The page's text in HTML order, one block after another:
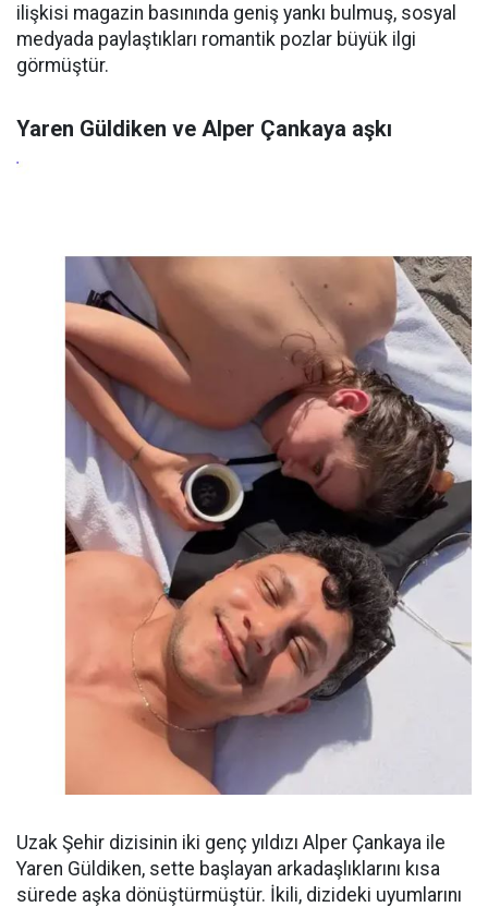
ilişkisi magazin basınında geniş yankı bulmuş, sosyal
medyada paylaştıkları romantik pozlar büyük ilgi
görmüştür.
Yaren Güldiken ve Alper Çankaya aşkı
Uzak Şehir dizisinin iki genç yıldızı Alper Çankaya ile
Yaren Güldiken, sette başlayan arkadaşlıklarını kısa
sürede aşka dönüştürmüştür. İkili, dizideki uyumlarını